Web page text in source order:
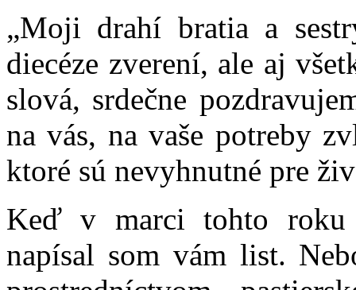
„Moji drahí bratia a
diecéze zverení, ale aj
slová, srdečne
na vás, na vaše potreby
ktoré sú nevyhnutné pre
Keď v marci tohto roku
napísal som vám list.